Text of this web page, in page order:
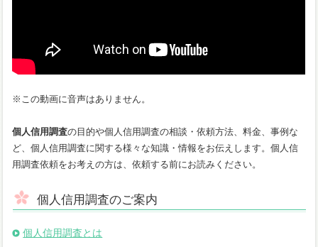
※この動画に音声はありません。
個人信用調査の目的や個人信用調査の相談・依頼方法、料金、事例な
ど、個人信用調査に関する様々な知識・情報をお伝えします。個人信
用調査依頼をお考えの方は、依頼する前にお読みください。
個人信用調査のご案内
個人信用調査とは